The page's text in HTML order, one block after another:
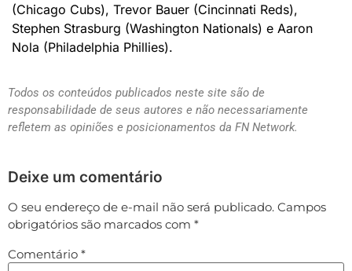
(Chicago Cubs), Trevor Bauer (Cincinnati Reds),
Stephen Strasburg (Washington Nationals) e Aaron
Nola (Philadelphia Phillies).
Todos os conteúdos publicados neste site são de
responsabilidade de seus autores e não necessariamente
refletem as opiniões e posicionamentos da FN Network.
Deixe um comentário
O seu endereço de e-mail não será publicado. Campos
obrigatórios são marcados com *
Comentário *